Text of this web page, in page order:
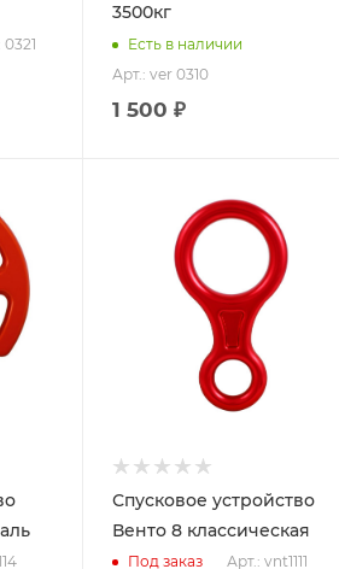
0321
3500кг
Есть в наличии
Арт.: ver 0310
1 500 ₽
Спусковое устройство
Венто 8 классическая
Под заказ Арт.: vnt1111